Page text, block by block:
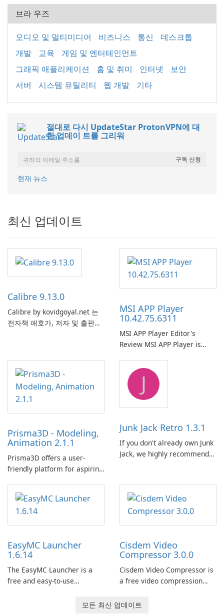
브라 우즈
오디오 및 멀티미디어 비즈니스 통신
데스크톱
개발
교육
게임 및 엔터테인먼트
그래픽 애플리케이션
홈 및 취미 인터넷
보안
서버
시스템 유틸리티 웹 개발 기타
절대로 다시 UpdateStar ProtonVPN에 대
한 업데이 트를 그리워
현재 뉴스
최신 업데이트
Calibre 9.13.0
Calibre by kovidgoyal.net 는
전자책 애호가, 저자 및 출판사
소프트웨어는 사용자에게 다양
한 장치와 전자책 형식에서 전
자책을 구성, 변환, 편집 및 동
기화하기 위한 포괄적인 솔루션
을 제공합니다.
MSI APP Player
10.42.75.6311
MSI APP Player Editor's
Review MSI APP Player is
emulator built atop the
BlueStacks engine and tuned
for MSI hardware.
Prisma3D - Modeling,
Animation 2.1.1
Prisma3D offers a user-
friendly platform for aspiring
imagination to life. With a
wide range of tools and
features, this app allows
users to easily design 3D
captivating animated scenes.
J
Junk Jack Retro 1.3.1
If you don't already own Junk
Jack, we highly recommend
This game is where it all
began! Junk Jack Retro,
formerly known as Junk Jack,
EasyMC Launcher
1.6.14
The EasyMC Launcher is a
free and easy-to-use
developed by EasyMC. It
Cisdem Video
Compressor 3.0.0
Cisdem Video Compressor is
a free video compression
users to compress media
모든 최신 업데이트